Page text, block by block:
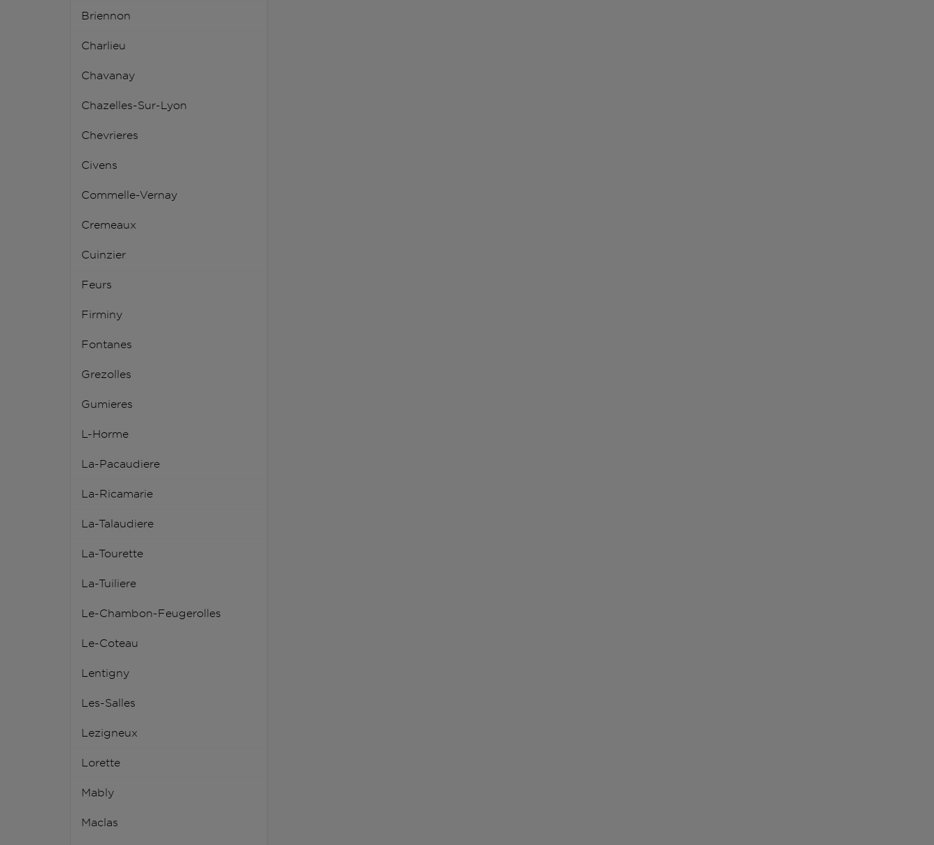
Briennon
Charlieu
Chavanay
Chazelles-Sur-Lyon
Chevrieres
Civens
Commelle-Vernay
Cremeaux
Cuinzier
Feurs
Firminy
Fontanes
Grezolles
Gumieres
L-Horme
La-Pacaudiere
La-Ricamarie
La-Talaudiere
La-Tourette
La-Tuiliere
Le-Chambon-Feugerolles
Le-Coteau
Lentigny
Les-Salles
Lezigneux
Lorette
Mably
Maclas